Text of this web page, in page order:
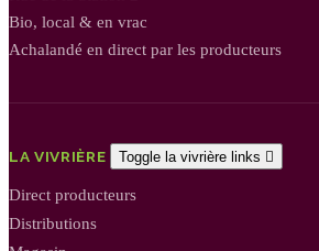
Bio, local & en vrac
Achalandé en direct par les producteurs
LA VIVRIÈRE Toggle la vivrière links 
Direct producteurs
Distributions